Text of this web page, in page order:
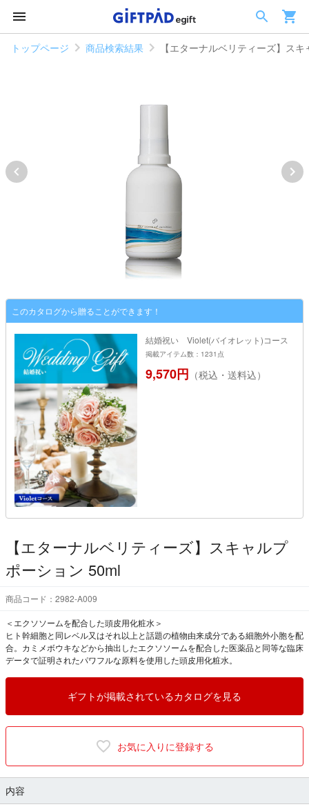
トップページ 商品検索結果 【エターナルベリティーズ】ス
このカタログから贈ることができます！
結婚祝い Violet(バイオレット)コース
掲載アイテム数：1231点
9,570円 （税込・送料込）
【エターナルベリティーズ】スキャルプ
ポーション 50ml
商品コード：2982-A009
＜エクソソームを配合した頭皮用化粧水＞
ヒト幹細胞と同レベル又はそれ以上と話題の植物由来成分である細胞外小胞を配
合。カミメボウキなどから抽出したエクソソームを配合した医薬品と同等な臨床
データで証明されたパワフルな原料を使用した頭皮用化粧水。
ギフトが掲載されているカタログを見る
お気に入りに登録する
内容